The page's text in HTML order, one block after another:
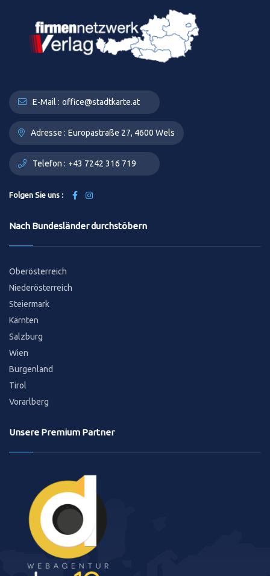
E-Mail : office@stadtkarte.at
Adresse : Europastraße 27, 4600 Wels
Telefon : +43 7242 316 719
Folgen Sie uns :
Nach Bundesländer durchstöbern
Oberösterreich
Niederösterreich
Steiermark
Kärnten
Salzburg
Wien
Burgenland
Tirol
Vorarlberg
Unsere Premium Partner